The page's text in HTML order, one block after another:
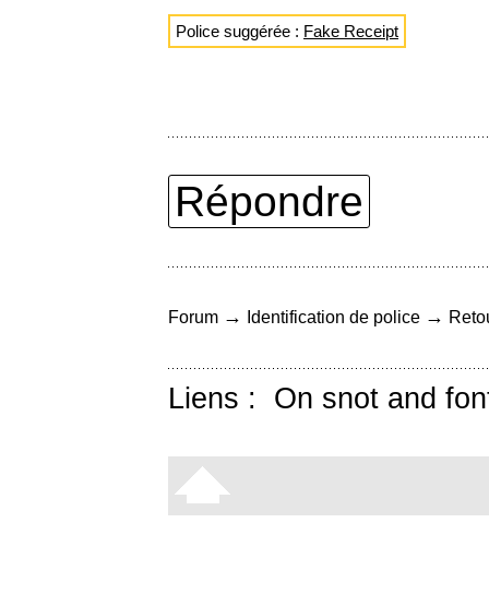
Police suggérée : Fake Receipt
Répondre
Forum → Identification de police →
Liens : On snot and